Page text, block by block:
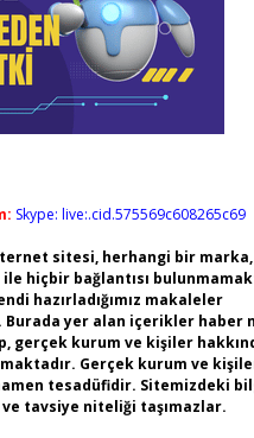
Skype: live:.cid.575569c608265c69
sitesi, herhangi bir
hiçbir bağlantısı
hazırladığımız makaleler
Burada yer alan içerikler haber
gerçek kurum ve kişiler
Gerçek kurum ve
tesadüfidir. Sitemizdeki
tavsiye niteliği taşımazlar.